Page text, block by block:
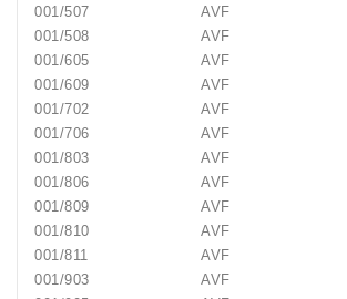
001/507
AVF
001/508
AVF
001/605
AVF
001/609
AVF
001/702
AVF
001/706
AVF
001/803
AVF
001/806
AVF
001/809
AVF
001/810
AVF
001/811
AVF
001/903
AVF